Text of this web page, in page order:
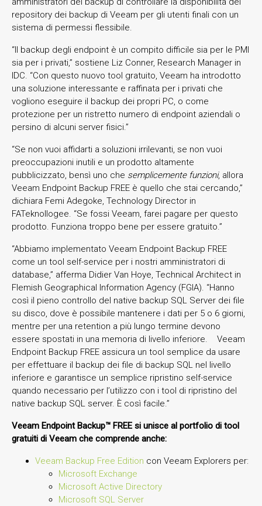
repository dei backup di Veeam per gli utenti finali con un
sistema di permessi flessibile.
“Il backup degli endpoint è un compito difficile sia per le PMI
sia per i privati,” sostiene Liz Conner, Research Manager in
IDC. “Con questo nuovo tool gratuito, Veeam ha introdotto
una soluzione interessante e raffinata per i privati che
vogliono eseguire il backup dei propri PC, o come
protezione per un ristretto numero di endpoint aziendali o
persino di alcuni server fisici.”
“Se non vuoi affidarti a soluzioni irrilevanti, se non vuoi
preoccupazioni inutili e un prodotto altamente
pubblicizzato, bensì uno che semplicemente funzioni, allora
Veeam Endpoint Backup FREE è quello che stai cercando,”
dichiara Femi Adegoke, Technology Director in
FATeknollogee. “Se fossi Veeam, farei pagare per questo
prodotto. Funziona troppo bene per essere gratuito.”
“Abbiamo implementato Veeam Endpoint Backup FREE
come un tool self-service per i nostri amministratori di
database,” afferma Didier Van Hoye, Technical Architect in
Flemish Geographical Information Agency (FGIA). “Hanno
così il pieno controllo del native backup SQL Server dei file
su disco, dove è possibile mantenere i dati per 5 o 6 giorni,
mentre per una retention a più lungo termine devono
essere spostati in una memoria di livello inferiore. Veeam
Endpoint Backup FREE assicura un tool semplice da usare
per effettuare il backup dei file di backup SQL nel livello
inferiore e garantisce un semplice ripristino self-service
quando necessario per l’utilizzo con i tool di ripristino del
native backup SQL server. È così facile.”
Veeam Endpoint Backup™ FREE si unisce al portfolio di tool
gratuiti di Veeam che comprende anche:
Veeam Backup Free Edition con Veeam Explorers per:
Microsoft Exchange
Microsoft Active Directory
Microsoft SQL Server